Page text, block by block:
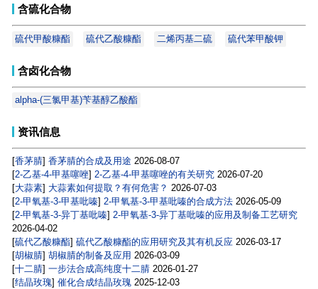
含硫化合物
硫代甲酸糠酯 硫代乙酸糠酯 二烯丙基二硫 硫代苯甲酸钾
含卤化合物
alpha-(三氯甲基)苄基醇乙酸酯
资讯信息
[香茅腈] 香茅腈的合成及用途 2026-08-07
[2-乙基-4-甲基噻唑] 2-乙基-4-甲基噻唑的有关研究 2026-07-20
[大蒜素] 大蒜素如何提取？有何危害？ 2026-07-03
[2-甲氧基-3-甲基吡嗪] 2-甲氧基-3-甲基吡嗪的合成方法 2026-05-09
[2-甲氧基-3-异丁基吡嗪] 2-甲氧基-3-异丁基吡嗪的应用及制备工艺研究
2026-04-02
[硫代乙酸糠酯] 硫代乙酸糠酯的应用研究及其有机反应 2026-03-17
[胡椒腈] 胡椒腈的制备及应用 2026-03-09
[十二腈] 一步法合成高纯度十二腈 2026-01-27
[结晶玫瑰] 催化合成结晶玫瑰 2025-12-03